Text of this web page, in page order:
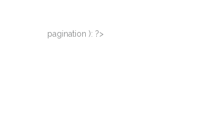
pagination ): ?>